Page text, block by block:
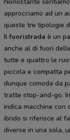
approcciamo ad un
queste tre tipologie
Ilfuoristrada è un
anche al di fuori
tutte e quattro le
piccola e compatta
dunque comoda da
tratte stop-and-go.
indica macchine con
ibrido si riferisce al
diverse in una sola,